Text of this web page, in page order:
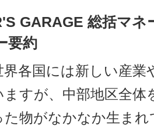
GARAGE 総括マ
要約
界各国には新しい産業
ますが、中部地区全
た物がなかなか生ま